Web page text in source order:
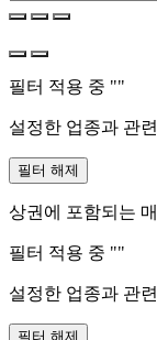
필터 적용 중 ""
설정한 업종과 관
필터 해제
상권에 포함되는
필터 적용 중 ""
설정한 업종과 관
필터 해제